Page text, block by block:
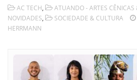
AC TECH, ATUANDO - ARTES CÊNICAS
NOVIDADES, SOCIEDADE & CULTURA
HERRMANN